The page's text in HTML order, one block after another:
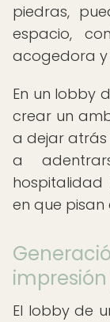
piedras,
espacio,
acogedora y
En un lobby
crear un
a dejar atrás
a
en que pisan
El lobby de